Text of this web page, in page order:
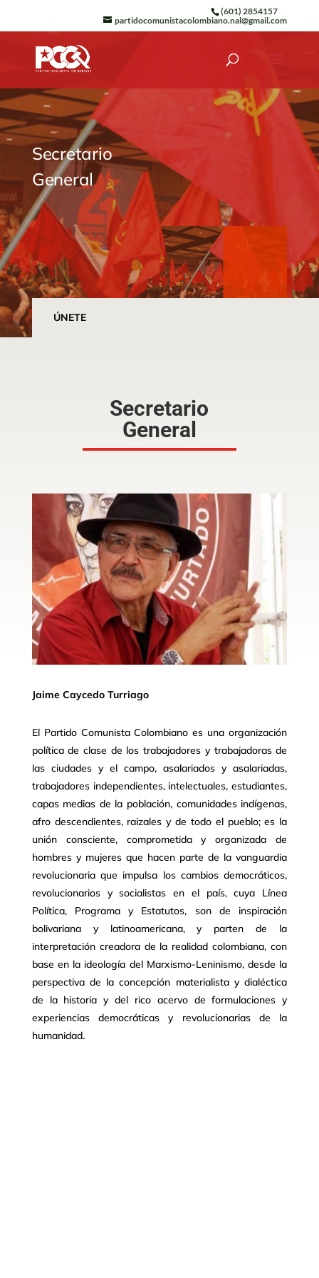
(601) 2854157
partidocomunistacolombiano.nal@gmail.com
Secretario
General
ÚNETE
Secretario
General
Jaime Caycedo Turriago
El Partido Comunista Colombiano es una organización
política de clase de los trabajadores y trabajadoras de
las ciudades y el campo, asalariados y asalariadas,
trabajadores independientes, intelectuales, estudiantes,
capas medias de la población, comunidades indígenas,
afro descendientes, raizales y de todo el pueblo; es la
unión consciente, comprometida y organizada de
hombres y mujeres que hacen parte de la vanguardia
revolucionaria que impulsa los cambios democráticos,
revolucionarios y socialistas en el país, cuya Línea
Política, Programa y Estatutos, son de inspiración
bolivariana y latinoamericana, y parten de la
interpretación creadora de la realidad colombiana, con
base en la ideología del Marxismo-Leninismo, desde la
perspectiva de la concepción materialista y dialéctica
de la historia y del rico acervo de formulaciones y
experiencias democráticas y revolucionarias de la
humanidad.